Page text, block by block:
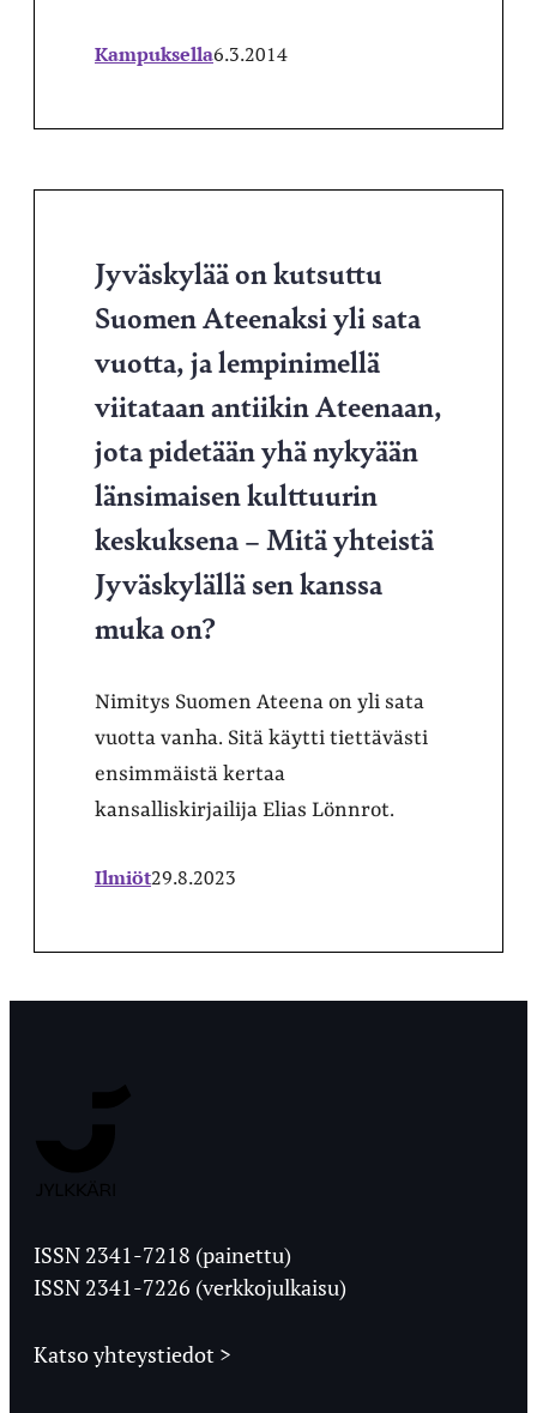
Kampuksella6.3.2014
Jyväskylää on kutsuttu
Suomen Ateenaksi yli sata
vuotta, ja lempinimellä
viitataan antiikin Ateenaan,
jota pidetään yhä nykyään
länsimaisen kulttuurin
keskuksena – Mitä yhteistä
Jyväskylällä sen kanssa
muka on?
Nimitys Suomen Ateena on yli sata
vuotta vanha. Sitä käytti tiettävästi
ensimmäistä kertaa
kansalliskirjailija Elias Lönnrot.
Ilmiöt29.8.2023
Ylioppilaslehti
ISSN 2341-7218 (painettu)
ISSN 2341-7226 (verkkojulkaisu)
Katso yhteystiedot >